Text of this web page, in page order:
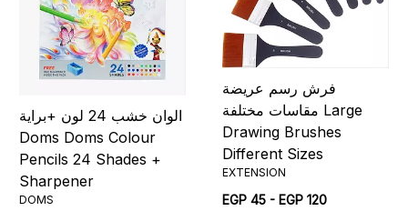
الوان خشب 24 لون +براية
Doms Doms Colour
Pencils 24 Shades +
Sharpener
DOMS
فرش رسم عريضة
مقاسات مختلفة Large
Drawing Brushes
Different Sizes
EXTENSION
EGP 45 - EGP 120